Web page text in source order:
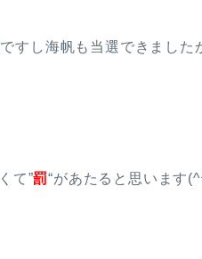
ですし海帆も当選できました
て”罰“があたると思います